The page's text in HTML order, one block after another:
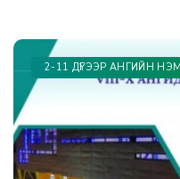
2-11 ДҮГЭЭР АНГИЙН